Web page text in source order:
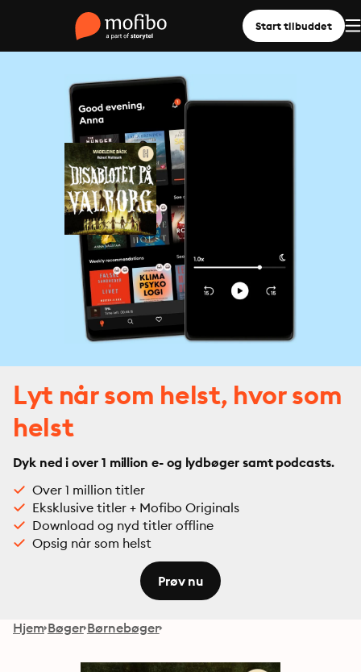
Start tilbuddet
Lyt når som helst, hvor som
helst
Dyk ned i over 1 million e- og lydbøger samt podcasts.
Over 1 million titler
Eksklusive titler + Mofibo Originals
Download og nyd titler offline
Opsig når som helst
Prøv nu
Hjem Bøger Børnebøger